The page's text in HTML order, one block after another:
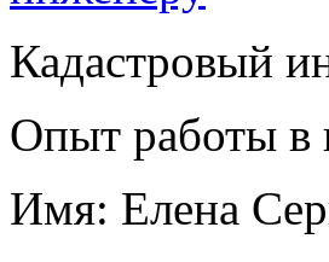
Кадастровый
Опыт работы в
Имя: Елена